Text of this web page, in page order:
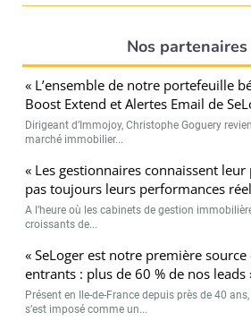
Nos
« L’ensemble de notre portefeuille
Boost Extend et Alertes Email de
Dirigeant d’Immojoy, Christophe Goguery
marché immobilier...
« Les gestionnaires connaissent
pas toujours leurs performances
A l’heure où les cabinets de gestion
croissants de...
« SeLoger est notre première
entrants : plus de 60 % de nos leads
Présent en Ile-de-France depuis près de 40
s’est imposé comme un...